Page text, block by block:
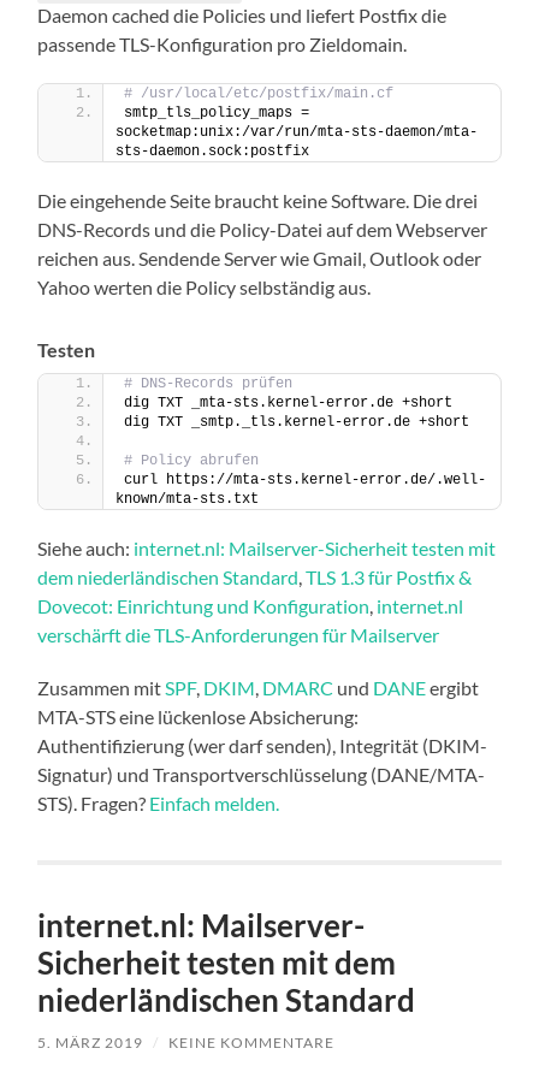
Daemon cached die Policies und liefert Postfix die
passende TLS-Konfiguration pro Zieldomain.
# /usr/local/etc/postfix/main.cf
smtp_tls_policy_maps =
socketmap:unix:/var/run/mta-sts-daemon/mta-
sts-daemon.sock:postfix
Die eingehende Seite braucht keine Software. Die drei
DNS-Records und die Policy-Datei auf dem Webserver
reichen aus. Sendende Server wie Gmail, Outlook oder
Yahoo werten die Policy selbständig aus.
Testen
# DNS-Records prüfen
dig TXT _mta-sts.kernel-error.de +short
dig TXT _smtp._tls.kernel-error.de +short
# Policy abrufen
curl https://mta-sts.kernel-error.de/.well-
known/mta-sts.txt
Siehe auch: internet.nl: Mailserver-Sicherheit testen mit
dem niederländischen Standard,TLS 1.3 für Postfix &
Dovecot: Einrichtung und Konfiguration, internet.nl
verschärft die TLS-Anforderungen für Mailserver
Zusammen mitSPF, DKIM, DMARC und DANEergibt
MTA-STS eine lückenlose Absicherung:
Authentifizierung (wer darf senden), Integrität (DKIM-
Signatur) und Transportverschlüsselung (DANE/MTA-
STS). Fragen? Einfach melden.
internet.nl: Mailserver-
Sicherheit testen mit dem
niederländischen Standard
5. MÄRZ 2019 / KEINE KOMMENTARE